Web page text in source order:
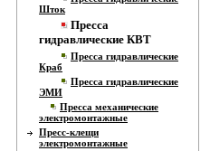
Шток
Пресса
гидравлические КВТ
Пресса гидравлические
Краб
Пресса гидравлические
ЭМИ
Пресса механические
электромонтажные
Пресс-клещи
электромонтажные